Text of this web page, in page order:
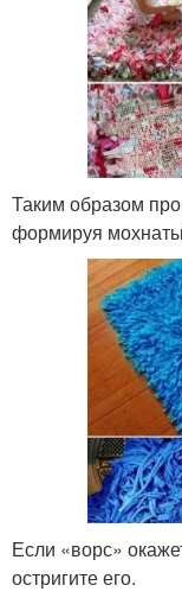
Таким образом
формируя
Если «ворс»
остригите его.